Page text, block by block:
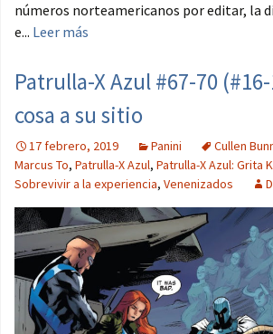
números norteamericanos por editar, la
e... Leer más
Patrulla-X Azul #67-70
cosa a su sitio
17 febrero, 2019 Panini Cullen
Marcus To, Patrulla-X Azul, Patrulla-X Azul: Grita
Sobrevivir a la experiencia, Venenizados